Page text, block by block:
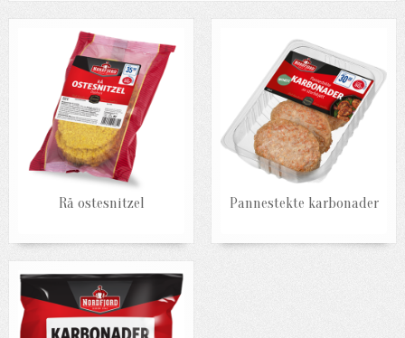
Rå ostesnitzel Pannestekte karbonader